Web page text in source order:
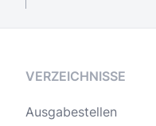
VERZEICHNISSE
Ausgabestellen